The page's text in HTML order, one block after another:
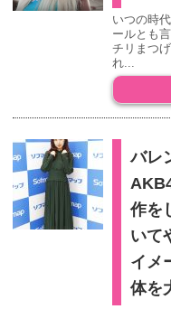
いつの時
ールとも
チリまつ
れ...
バレ
作を
いて
イメ
体を